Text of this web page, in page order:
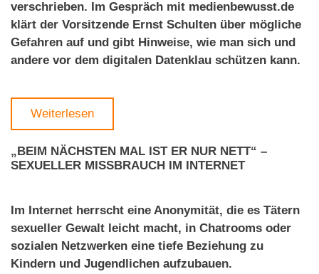
verschrieben. Im Gespräch mit medienbewusst.de
klärt der Vorsitzende Ernst Schulten über mögliche
Gefahren auf und gibt Hinweise, wie man sich und
andere vor dem digitalen Datenklau schützen kann.
Weiterlesen
„BEIM NÄCHSTEN MAL IST ER NUR NETT“ –
SEXUELLER MISSBRAUCH IM INTERNET
Im Internet herrscht eine Anonymität, die es Tätern
sexueller Gewalt leicht macht, in Chatrooms oder
sozialen Netzwerken eine tiefe Beziehung zu
Kindern und Jugendlichen aufzubauen.